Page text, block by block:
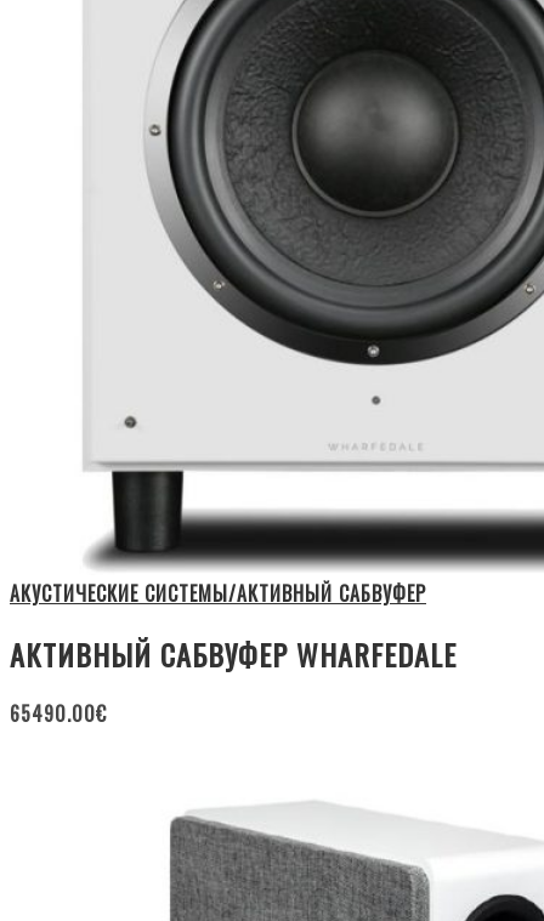
АКУСТИЧЕСКИЕ СИСТЕМЫ/АКТИВНЫЙ САБВУФЕР
АКТИВНЫЙ САБВУФЕР WHARFEDALE
65490.00€